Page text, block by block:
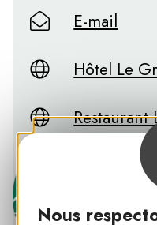
Nous
E-mail
Hôtel Le
Restaurant